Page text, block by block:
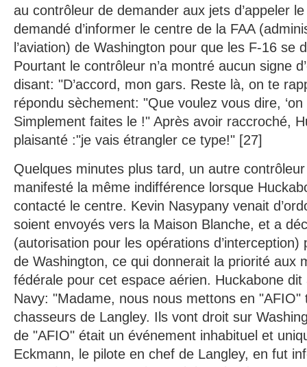
au contrôleur de demander aux jets d’appeler
demandé d’informer le centre de la FAA
l’aviation) de Washington pour que les F-16 se
Pourtant le contrôleur n’a montré aucun signe
disant: "D’accord, mon gars. Reste là, on te
répondu sèchement: "Que voulez vous dire, ‘on
Simplement faites le !" Après avoir raccroché,
plaisanté :"je vais étrangler ce type!" [27]
Quelques minutes plus tard, un autre
manifesté la même indifférence lorsque
contacté le centre. Kevin Nasypany venait
soient envoyés vers la Maison Blanche, et a
(autorisation pour les opérations d’interception)
de Washington, ce qui donnerait la priorité aux
fédérale pour cet espace aérien. Huckabone
Navy: "Madame, nous nous mettons en "AFIO"
chasseurs de Langley. Ils vont droit sur
de "AFIO" était un événement inhabituel et
Eckmann, le pilote en chef de Langley, en fut